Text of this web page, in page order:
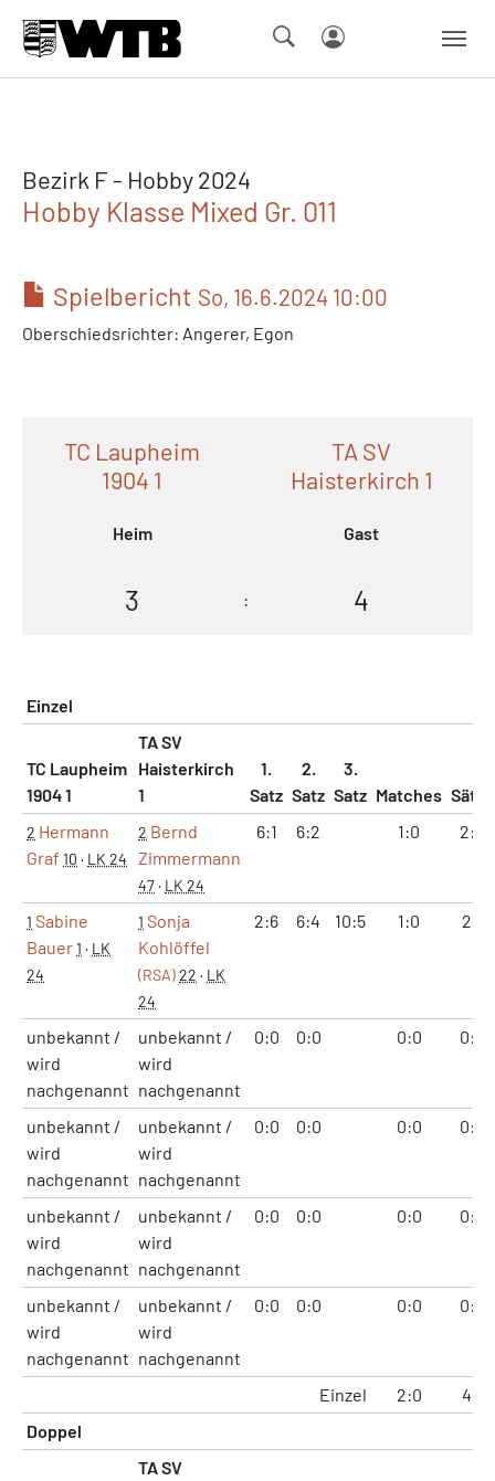
Bezirk F - Hobby 2024
Hobby Klasse Mixed Gr. 011
Spielbericht So, 16.6.2024 10:00
Oberschiedsrichter: Angerer, Egon
TC Laupheim
1904 1
Heim
TA SV
Haisterkirch 1
Gast
3 : 4
Einzel
TC Laupheim
1904 1
TA SV
Haisterkirch
1
1.
Satz
2.
Satz
3.
Satz Matches Sätze
2 Hermann
Graf 10 · LK 24
2 Bernd
Zimmermann
47· LK 24
6:1 6:2 1:0 2:0
1 Sabine
Bauer1 · LK
24
1 Sonja
Kohlöffel
(RSA)22 · LK
24
2:6 6:4 10:5 1:0 2:1
unbekannt /
wird
nachgenannt
unbekannt /
wird
nachgenannt
0:0 0:0 0:0 0:0
unbekannt /
wird
nachgenannt
unbekannt /
wird
nachgenannt
0:0 0:0 0:0 0:0
unbekannt /
wird
nachgenannt
unbekannt /
wird
nachgenannt
0:0 0:0 0:0 0:0
unbekannt /
wird
nachgenannt
unbekannt /
wird
nachgenannt
0:0 0:0 0:0 0:0
Einzel 2:0
4:1
Doppel
TA SV